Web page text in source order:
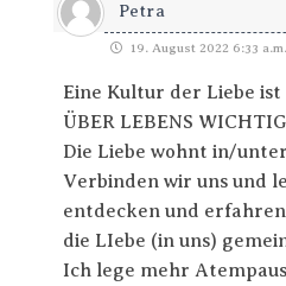
Petra
19. August 2022 6:33 a.m.
Eine Kultur der Liebe
ÜBER LEBENS WICHTIG
Die Liebe wohnt in/
Verbinden wir uns und
entdecken und erfahren
die LIebe (in uns)
Ich lege mehr